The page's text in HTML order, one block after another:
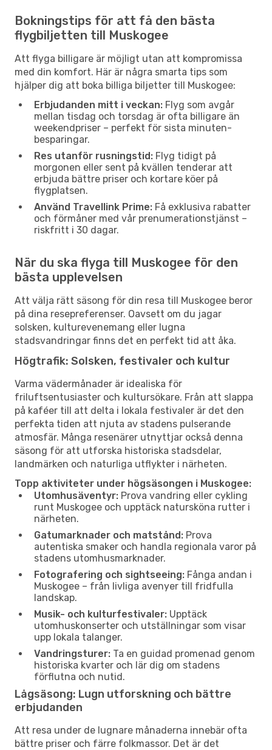
Bokningstips för att få den bästa
flygbiljetten till Muskogee
Att flyga billigare är möjligt utan att kompromissa
med din komfort. Här är några smarta tips som
hjälper dig att boka billiga biljetter till Muskogee:
Erbjudanden mitt i veckan: Flyg som avgår
mellan tisdag och torsdag är ofta billigare än
weekendpriser – perfekt för sista minuten-
besparingar.
Res utanför rusningstid: Flyg tidigt på
morgonen eller sent på kvällen tenderar att
erbjuda bättre priser och kortare köer på
flygplatsen.
Använd Travellink Prime: Få exklusiva rabatter
och förmåner med vår prenumerationstjänst –
riskfritt i 30 dagar.
När du ska flyga till Muskogee för den
bästa upplevelsen
Att välja rätt säsong för din resa till Muskogee beror
på dina resepreferenser. Oavsett om du jagar
solsken, kulturevenemang eller lugna
stadsvandringar finns det en perfekt tid att åka.
Högtrafik: Solsken, festivaler och kultur
Varma vädermånader är idealiska för
friluftsentusiaster och kultursökare. Från att slappa
på kaféer till att delta i lokala festivaler är det den
perfekta tiden att njuta av stadens pulserande
atmosfär. Många resenärer utnyttjar också denna
säsong för att utforska historiska stadsdelar,
landmärken och naturliga utflykter i närheten.
Topp aktiviteter under högsäsongen i Muskogee:
Utomhusäventyr: Prova vandring eller cykling
runt Muskogee och upptäck natursköna rutter i
närheten.
Gatumarknader och matstånd: Prova
autentiska smaker och handla regionala varor på
stadens utomhusmarknader.
Fotografering och sightseeing: Fånga andan i
Muskogee – från livliga avenyer till fridfulla
landskap.
Musik- och kulturfestivaler: Upptäck
utomhuskonserter och utställningar som visar
upp lokala talanger.
Vandringsturer: Ta en guidad promenad genom
historiska kvarter och lär dig om stadens
förflutna och nutid.
Lågsäsong: Lugn utforskning och bättre
erbjudanden
Att resa under de lugnare månaderna innebär ofta
bättre priser och färre folkmassor. Det är det